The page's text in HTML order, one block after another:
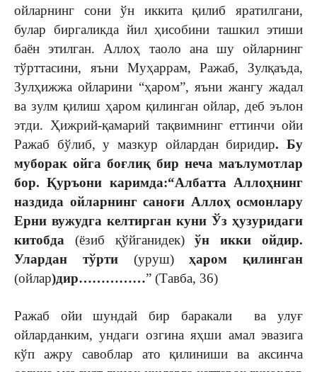
ойларнинг сони ўн иккита қилиб яратилгани,
булар биргаликда йил ҳисобини ташкил этиши
баён этилган. Аллоҳ таоло ана шу ойларнинг
тўрттасини, яъни Муҳаррам, Ражаб, Зулқаъда,
Зулҳижжа ойларини “ҳаром”, яъни жангу жадал
ва зулм қилиш ҳаром қилинган ойлар, деб эълон
этди. Ҳижрий-қамарий тақвимнинг еттинчи ойи
Ражаб бўлиб, у мазкур ойлардан биридир. Бу
муборак ойга боғлиқ бир неча маълумотлар
бор. Қуръони каримда:“Албатта Аллоҳнинг
наздида ойларнинг саноғи Аллоҳ осмонлару
Ерни вужудга келтирган куни Ўз ҳузуридаги
китобда (ёзиб қўйганидек)ўн икки ойдир.
Улардан тўрти (уруш)ҳаром қилинган
(ойлар)дир……………” (Тавба, 36)
Ражаб ойи шундай бир баракали ва улуғ
ойларданким, ундаги озгина яҳши амал эвазига
кўп ажру савоблар ато қилиниши ва аксинча